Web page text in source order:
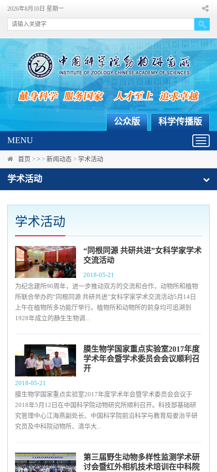
2026年8月10日 星期一
科学传播版
公众版
MENU
首页 > > > 新闻动态 > 学术活动
学术活动
学术活动
“同根同源 共研共进”女科学家学术
交流活动
2018-05-21
为纪念建所90周年，进一步推动双方的交流和合作，动物所和植物
所联合举办的“同根同源 共研共进”女科学家学术交流活动5月14日
上午在植物所多功能厅举行。植物所和动物所的前身均可追溯到
1928年成立的静生生物调...
膜生物学国家重点实验室2017年度
学术年会暨学术委员会会议顺利召
开
2018-05-21
膜生物学国家重点实验室2017年度学术年会暨学术委员会会议于
2018年5月12日在中国科学院动物研究所顺利召开。科技部基础研
究管理中心江海燕副处长、中国科学院前沿科学与教育局娄治平研
究员及中科院动物所、清华大...
第三届野生动物多样性监测学术研
讨会暨红外相机技术培训在中科院